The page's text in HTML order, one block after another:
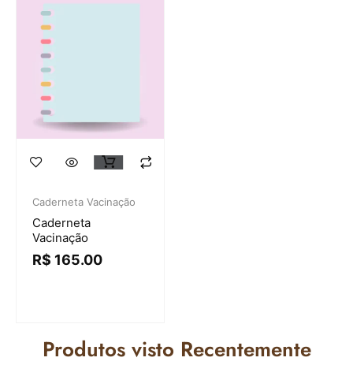
Caderneta Vacinação
Caderneta
Vacinação
R$ 165.00
Produtos visto Recentemente